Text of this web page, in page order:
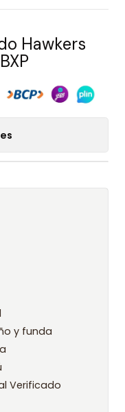
Hawkers
y funda
Verificado